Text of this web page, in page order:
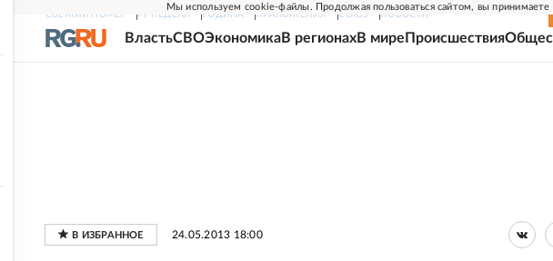
Мы используем cookie-файлы. Продолжая пользоваться сайтом, вы принимаете
СВЕЖИЙ НОМЕР РГ-НЕДЕЛЯ РОДИНА ПРИЛОЖЕНИЯ СОЮЗ НОВОСТИ
ВластьСВОЭкономикаВ регионахВ мире Происшествия
24.05.2013 18:00